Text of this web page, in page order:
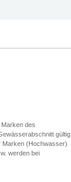
des
gültig.
Marken (Hochwasser)
werden bei